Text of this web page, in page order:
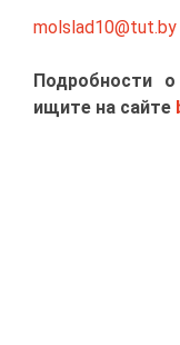
molslad10@​tut.​by
По­дроб­но­сти о
ищи­те на сай­те